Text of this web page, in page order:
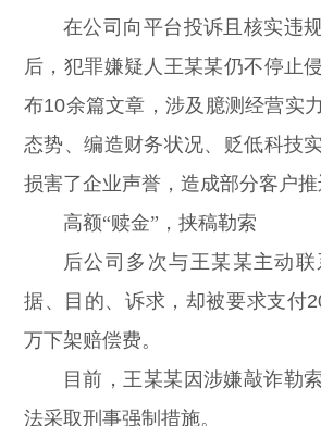
在公司向平台投诉且核实违
后，犯罪嫌疑人王某某仍不停止
布10余篇文章，涉及臆测经营实
态势、编造财务状况、贬低科技
损害了企业声誉，造成部分客户推
高额“赎金”，挟稿勒索
后公司多次与王某某主动
据、目的、诉求，却被要求支付
万下架赔偿费。
目前，王某某因涉嫌敲诈勒
法采取刑事强制措施。